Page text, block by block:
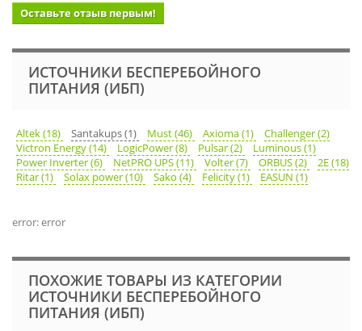
Оставьте отзыв первым!
ИСТОЧНИКИ БЕСПЕРЕБОЙНОГО
ПИТАНИЯ (ИБП)
Altek (18) Santakups (1) Must (46) Axioma (1)
Challenger (2)
Victron Energy (14)
LogicPower (8) Pulsar (2)
Luminous (1)
Power Inverter (6)
NetPRO UPS (11) Volter (7) ORBUS (2)
2E (18)
Ritar (1)
Solax power (10) Sako (4) Felicity (1) EASUN (1)
error: error
ПОХОЖИЕ ТОВАРЫ ИЗ КАТЕГОРИИ
ИСТОЧНИКИ БЕСПЕРЕБОЙНОГО
ПИТАНИЯ (ИБП)